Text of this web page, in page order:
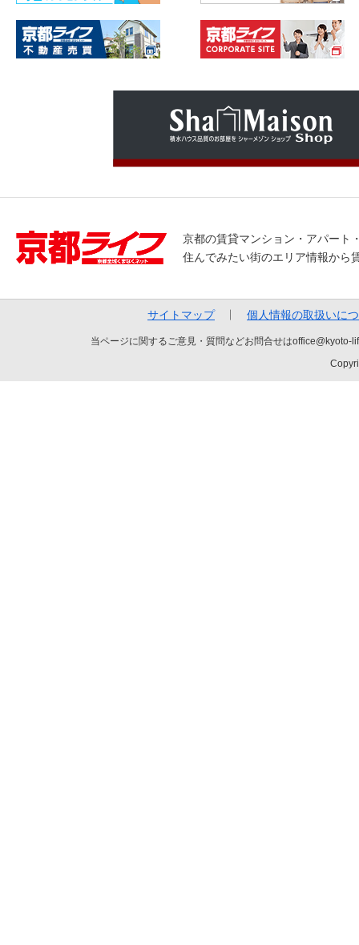
京都の賃貸マンション・アパート
住んでみたい街のエリア情報から
サイトマップ 個人情報の取扱いに
当ページに関するご意見・質問などお問合せは